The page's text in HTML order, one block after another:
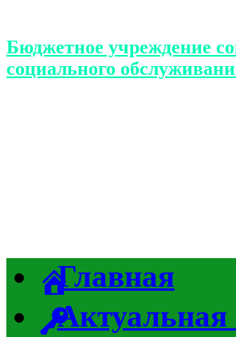
Бюджетное учреждение
социального
Главная